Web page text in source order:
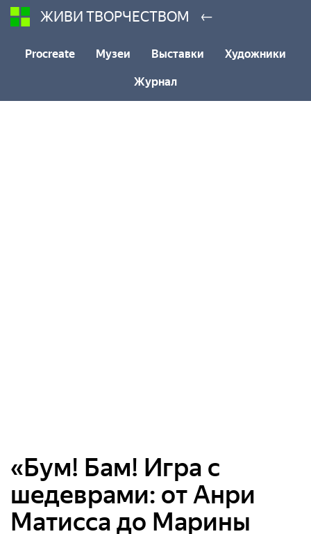
ЖИВИ ТВОРЧЕСТВОМ ←
Procreate Музеи Выставки Художники
Журнал
«Бум! Бам! Игра с
шедеврами: от Анри
Матисса до Марины